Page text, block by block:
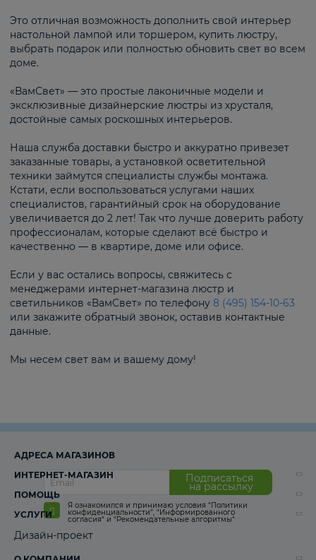
Это отличная возможность дополнить свой интерьер
настольной лампой или торшером, купить люстру,
выбрать подарок или полностью обновить свет во всем
доме.
«ВамСвет» — это простые лаконичные модели и
эксклюзивные дизайнерские люстры из хрусталя,
достойные самых роскошных интерьеров.
Наша служба доставки быстро и аккуратно привезет
заказанные товары, а установкой осветительной
техники займутся специалисты службы монтажа.
Кстати, если воспользоваться услугами наших
специалистов, гарантийный срок на оборудование
увеличивается до 2 лет! Так что лучше доверить работу
профессионалам, которые сделают всё быстро и
качественно — в квартире, доме или офисе.
Если у вас остались вопросы, свяжитесь с
менеджерами интернет-магазина люстр и
светильников «ВамСвет» по телефону 8 (495) 154-10-63
или закажите обратный звонок, оставив контактные
данные.
Мы несем свет вам и вашему дому!
Подписаться
на рассылку
Я ознакомился и принимаю условия “Политики
конфиденциальности”, “Информированного
согласия“ и “Рекомендательные алгоритмы“
АДРЕСА МАГАЗИНОВ
ИНТЕРНЕТ-МАГАЗИН
ПОМОЩЬ
УСЛУГИ
Дизайн-проект